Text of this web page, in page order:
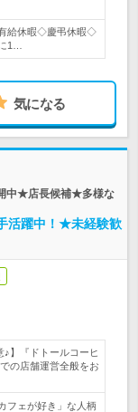
給休暇◇慶弔休暇◇
1…
気になる
中★店長候補★多様な
活躍中！★未経験歓
♪】『ドトールコーヒ
の店舗運営全般をお
フェが好き」な人柄